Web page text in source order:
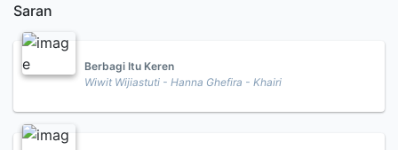
Saran
Berbagi Itu Keren
Wiwit Wijiastuti - Hanna Ghefira - Khairi